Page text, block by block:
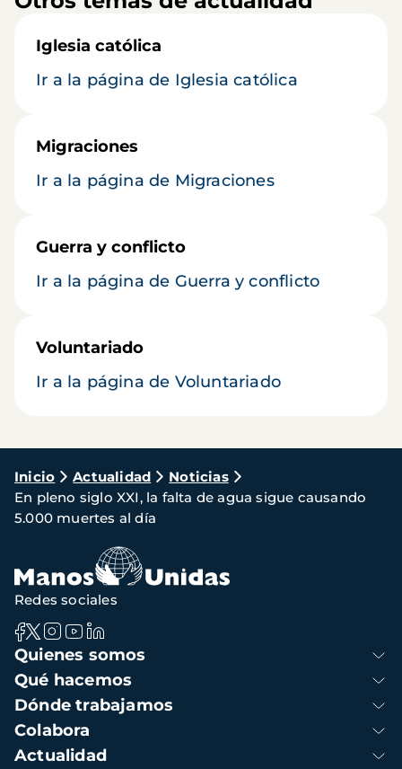
Iglesia católica
Ir a la página de Iglesia católica
Migraciones
Ir a la página de Migraciones
Guerra y conflicto
Ir a la página de Guerra y conflicto
Voluntariado
Ir a la página de Voluntariado
Ruta
de
navegación
Inicio Actualidad
Noticias
En pleno siglo XXI, la falta de agua sigue causando
5.000 muertes al día
Navegación
principal
Quienes somos
Qué hacemos
Dónde trabajamos
Colabora
Actualidad
Redes sociales